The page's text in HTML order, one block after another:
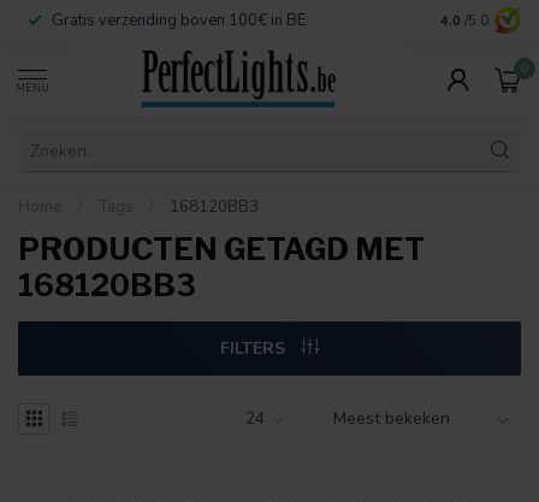
Gratis verzending boven 100€ in BE Veilige
4.0 /5.0
MENU
0
Home Tags 168120BB3
PRODUCTEN GETAGD MET
168120BB3
FILTERS